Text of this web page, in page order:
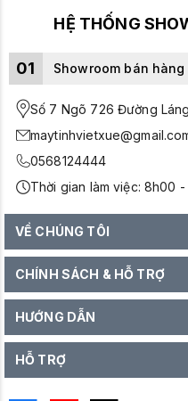
HỆ THỐNG
01 Showroom bán hàng
Số 7 Ngõ 726 Đường
0568124444
Thời gian làm việc: 8h00
VỀ CHÚNG TÔI
CHÍNH SÁCH & HỖ TRỢ
HƯỚNG DẪN
HỖ TRỢ